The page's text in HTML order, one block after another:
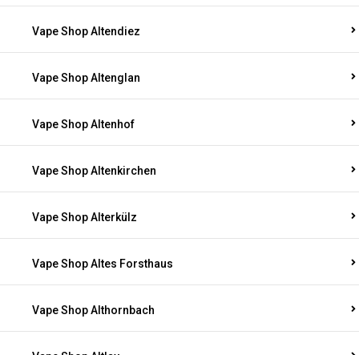
Vape Shop Altendiez
Vape Shop Altenglan
Vape Shop Altenhof
Vape Shop Altenkirchen
Vape Shop Alterkülz
Vape Shop Altes Forsthaus
Vape Shop Althornbach